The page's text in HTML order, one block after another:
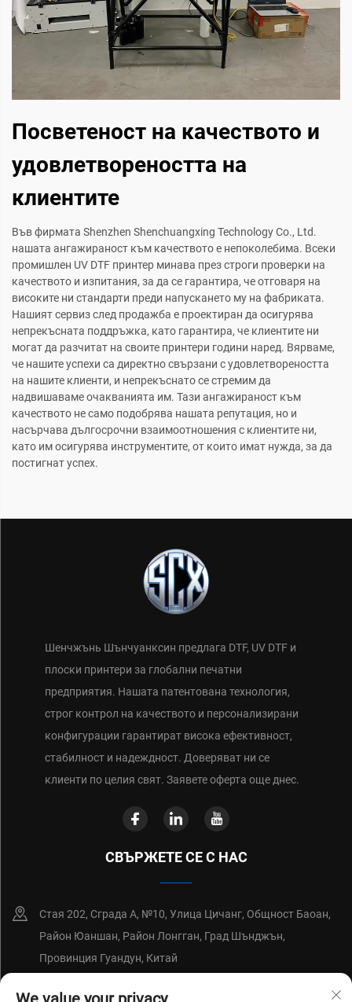
Посветеност на качеството и
удовлетвореността на
клиентите
Във фирмата Shenzhen Shenchuangxing Technology Co., Ltd.
нашата ангажираност към качеството е непоколебима. Всеки
промишлен UV DTF принтер минава през строги проверки на
качеството и изпитания, за да се гарантира, че отговаря на
високите ни стандарти преди напускането му на фабриката.
Нашият сервиз след продажба е проектиран да осигурява
непрекъсната поддръжка, като гарантира, че клиентите ни
могат да разчитат на своите принтери години наред. Вярваме,
че нашите успехи са директно свързани с удовлетвореността
на нашите клиенти, и непрекъснато се стремим да
надвишаваме очакванията им. Тази ангажираност към
качеството не само подобрява нашата репутация, но и
насърчава дългосрочни взаимоотношения с клиентите ни,
като им осигурява инструментите, от които имат нужда, за да
постигнат успех.
Шенчжънь Шънчуанксин предлага DTF, UV DTF и
плоски принтери за глобални печатни
предприятия. Нашата патентована технология,
строг контрол на качеството и персонализирани
конфигурации гарантират висока ефективност,
стабилност и надеждност. Доверяват ни се
клиенти по целия свят. Заявете оферта още днес.
СВЪРЖЕТЕ СЕ С НАС
Стая 202, Сграда А, №10, Улица Цичанг, Общност Баоан,
Район Юаншан, Район Лонгган, Град Шънджън,
Провинция Гуандун, Китай
+86-18214652676